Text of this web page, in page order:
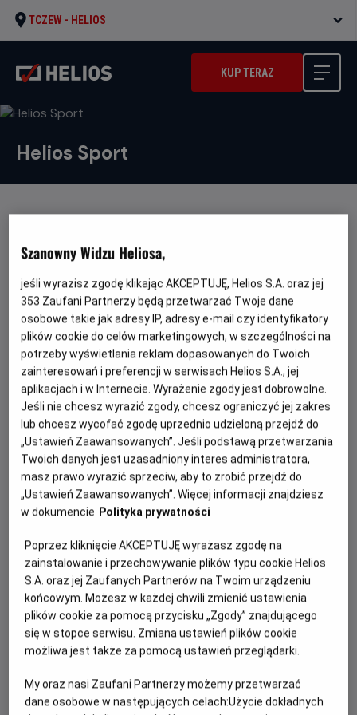
TCZEW - HELIOS
KUP TERAZ
Helios Sport
sobie połączenie emocji towarzyszących oglądaniu
Wykorzystując najszybsze łącza światłowodowe jesteśmy
w stanie przenieść naszych widzów na areny największych
zmagań sportowych. Wszystko to w połączeniu najwyższą
jakością obrazu i dźwięku tworzy niezapomnianą mieszankę.
Sala kinowa stwarza wyjątkowe możliwości do oglądania
meczów. Z jednej strony przenosi emocje prosto ze
stadionu, z drugiej gwarantuje komfort odbioru dzięki
wygodnym fotelom oraz najwyższej jakości dźwięku i
obrazu.
Niezapomniane emocje gwarantowane.
NAJBLIŻSZE WYDARZENIE
Cały czas pracujemy nad poszerzeniem naszej oferty,
dlatego zaglądajcie regularnie na naszą stronę i śledźcie
kolejne propozycje.
CENNIK
Szanowny Widzu Heliosa,
jeśli wyrazisz zgodę klikając AKCEPTUJĘ, Helios S.A. oraz jej
353 Zaufani Partnerzy będą przetwarzać Twoje dane
osobowe takie jak adresy IP, adresy e-mail czy identyfikatory
plików cookie do celów marketingowych, w szczególności na
potrzeby wyświetlania reklam dopasowanych do Twoich
zainteresowań i preferencji w serwisach Helios S.A., jej
aplikacjach i w Internecie. Wyrażenie zgody jest dobrowolne.
Jeśli nie chcesz wyrazić zgody, chcesz ograniczyć jej zakres
lub chcesz wycofać zgodę uprzednio udzieloną przejdź do
„Ustawień Zaawansowanych”. Jeśli podstawą przetwarzania
Twoich danych jest uzasadniony interes administratora,
masz prawo wyrazić sprzeciw, aby to zrobić przejdź do
„Ustawień Zaawansowanych”. Więcej informacji znajdziesz
w dokumencie Polityka prywatności
Poprzez kliknięcie AKCEPTUJĘ wyrażasz zgodę na
zainstalowanie i przechowywanie plików typu cookie Helios
S.A. oraz jej Zaufanych Partnerów na Twoim urządzeniu
końcowym. Możesz w każdej chwili zmienić ustawienia
plików cookie za pomocą przycisku „Zgody” znajdującego
się w stopce serwisu. Zmiana ustawień plików cookie
możliwa jest także za pomocą ustawień przeglądarki.
My oraz nasi Zaufani Partnerzy możemy przetwarzać
dane osobowe w następujących celach:Użycie dokładnych